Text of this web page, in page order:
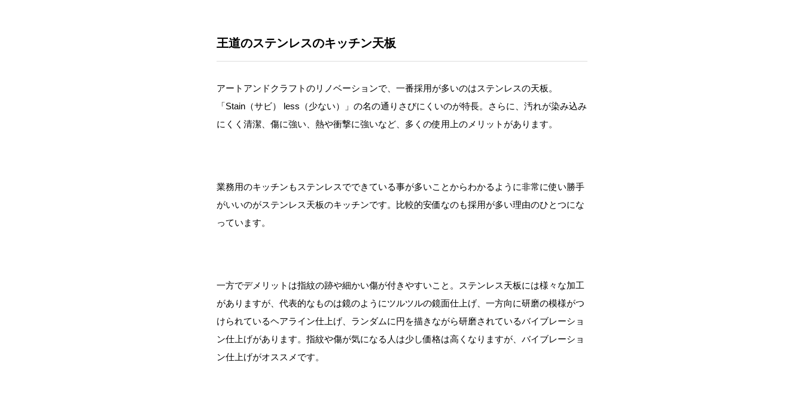
王道のステンレスのキッチン天板
アートアンドクラフトのリノベーションで、一番採用が多いのはステンレスの天板。
「Stain（サビ） less（少ない）」の名の通りさびにくいのが特長。さらに、汚れが染み込み
にくく清潔、傷に強い、熱や衝撃に強いなど、多くの使用上のメリットがあります。
業務用のキッチンもステンレスでできている事が多いことからわかるように非常に使い勝手
がいいのがステンレス天板のキッチンです。比較的安価なのも採用が多い理由のひとつにな
っています。
一方でデメリットは指紋の跡や細かい傷が付きやすいこと。ステンレス天板には様々な加工
がありますが、代表的なものは鏡のようにツルツルの鏡面仕上げ、一方向に研磨の模様がつ
けられているヘアライン仕上げ、ランダムに円を描きながら研磨されているバイブレーショ
ン仕上げがあります。指紋や傷が気になる人は少し価格は高くなりますが、バイブレーショ
ン仕上げがオススメです。